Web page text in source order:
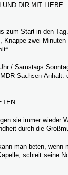
UND DIR MIT LIEBE
zum Start in den
Knappe zwei Minuten
/
Sachsen-Anhalt.
sie immer wieder
durch die
man beten, wenn
schreit seine